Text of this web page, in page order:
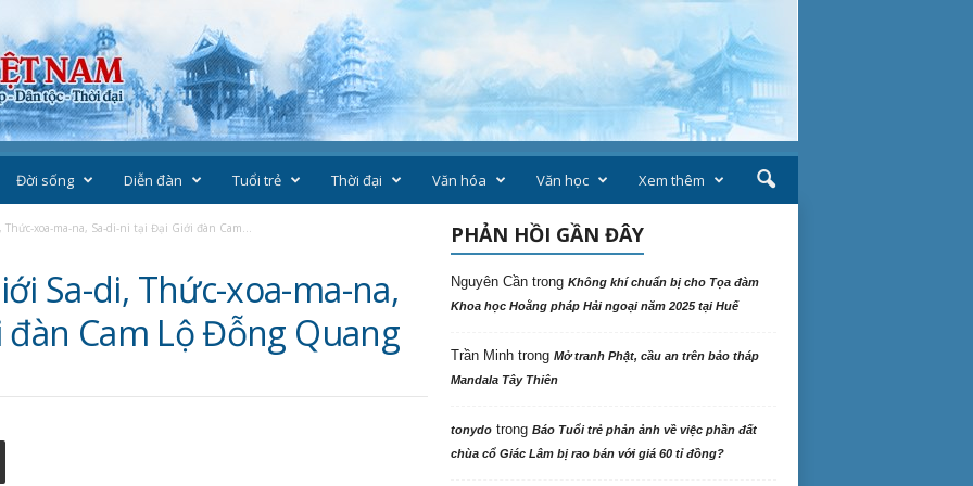
Đời sống Diễn đàn Tuổi trẻ Thời đại Văn hóa Văn học Xem thêm
xoa-ma-na, Sa-di-ni tại Đại Giới đàn Cam...
Sa-di, Thức-xoa-ma-na,
Cam Lộ Đỗng Quang
PHẢN HỒI GẦN ĐÂY
Nguyên Cầntrong Không khí chuẩn bị cho Tọa đàm
Khoa học Hoằng pháp Hải ngoại năm 2025 tại Huế
Trần Minhtrong Mở tranh Phật, cầu an trên bảo tháp
Mandala Tây Thiên
tonydotrong Báo Tuổi trẻ phản ảnh về việc phần đất
chùa cổ Giác Lâm bị rao bán với giá 60 tỉ đồng?